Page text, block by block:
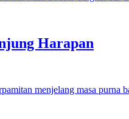
Harapan